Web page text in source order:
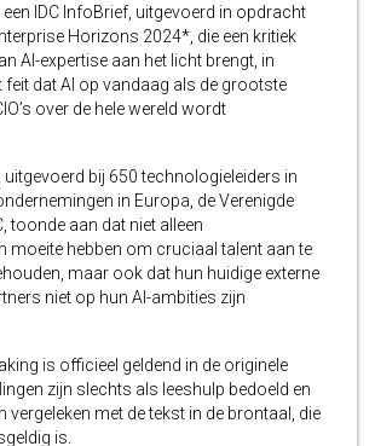
IDC InfoBrief, uitgevoerd in opdracht
Horizons 2024*, die een kritiek
AI-expertise aan het licht brengt, in
feit dat AI op vandaag als de grootste
over de hele wereld wordt
uitgevoerd bij 650 technologieleiders in
in Europa, de Verenigde
toonde aan dat niet alleen
moeite hebben om cruciaal talent aan te
maar ook dat hun huidige externe
niet op hun AI-ambities zijn
is officieel geldend in de originele
zijn slechts als leeshulp bedoeld en
vergeleken met de tekst in de brontaal, die
is.